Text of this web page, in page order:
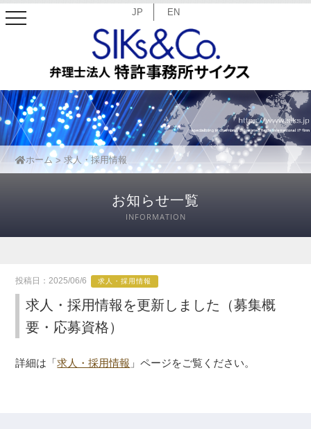
JP EN
toggle
ホーム 求人・採用情報
お知らせ一覧
INFORMATION
投稿日：2025/06/6 求人・採用情報
求人・採用情報を更新しました（募集概
要・応募資格）
詳細は「求人・採用情報 」ページをご覧ください。